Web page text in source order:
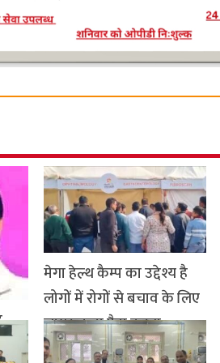
मेगा हेल्थ कैम्प का उद्देश्य है
लोगों में रोगों से बचाव के लिए
जागरूकता पैदा करना
January 13, 2026- 3:05 AM